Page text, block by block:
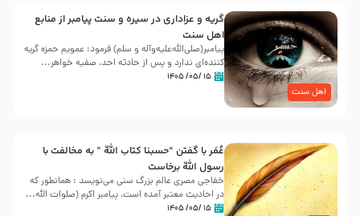
اهل سنت
گریه و عزاداری در سیره و سنت پیامبر از منابع
اهل سنت
پیامبر(صلی‌الله‌علیه‌وآله و سلم) فرمود: عمویم حمزه گریه
کننده‌ای ندارد و پس از حادثه احد، صفیه خواهر...
۱۵ /۰۵/ ۱۴۰۵
عُمَر با گفتن “حسبنا كتاب اللّه ” به مخالفت با
رسول اللّه برخاست
خفاجی مصری عالم بزرگ سنی می‌نویسد : همانطور که
در احادیث معتبر آمده است، پیامبر اکرم (صلوات اللّه...
۱۵ /۰۵/ ۱۴۰۵